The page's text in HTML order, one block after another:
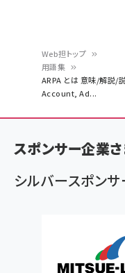
く
ず
Web担トップ
用語集
ARPA とは 意味/解説/
Account, Ad...
スポンサー企業さ
シルバースポンサ